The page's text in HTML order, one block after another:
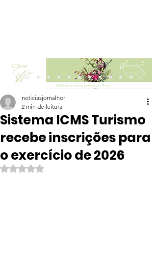
Clicar
Sistema ICMS Turismo
recebe inscrições para
o exercício de 2026
noticiasjornalhori
2 min de leitura
Avaliado com NaN de 5 estrelas.